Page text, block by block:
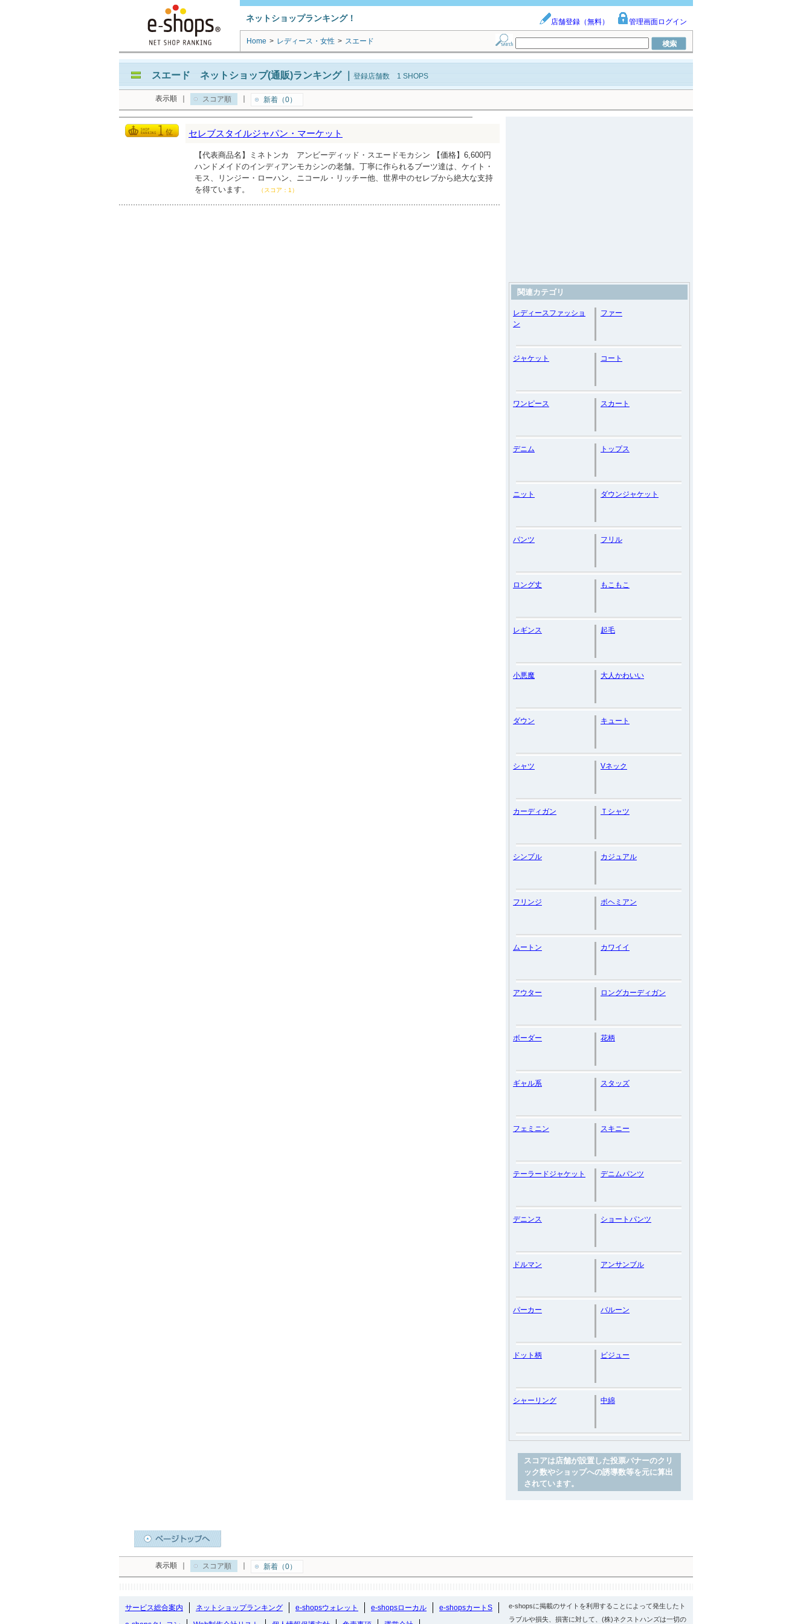
ネットショップランキング！ 店舗登録（無料） 管理画面ログイン
Home > レディース・女性 > スエード
スエード ネットショップ(通販)ランキング｜ 登録店舗数 1 SHOPS
表示順 スコア順 新着（0）
セレブスタイルジャパン・マーケット
【代表商品名】ミネトンカ アンビーディッド・スエードモカシン 【価格】6,600円
ハンドメイドのインディアンモカシンの老舗。丁寧に作られるブーツ達は、ケイト・
モス、リンジー・ローハン、ニコール・リッチー他、世界中のセレブから絶大な支持
を得ています。
（スコア：1）
関連カテゴリ
レディースファッショ
ン
ファー
ジャケット コート
ワンピース スカート
デニム トップス
ニット ダウンジャケット
パンツ フリル
ロング丈 もこもこ
レギンス 起毛
小悪魔 大人かわいい
ダウン キュート
シャツ Vネック
カーディガン Ｔシャツ
シンプル カジュアル
フリンジ ボヘミアン
ムートン カワイイ
アウター ロングカーディガン
ボーダー 花柄
ギャル系 スタッズ
フェミニン スキニー
テーラードジャケット デニムパンツ
デニンス ショートパンツ
ドルマン アンサンブル
パーカー バルーン
ドット柄 ビジュー
シャーリング 中綿
スコアは店舗が設置した投票バナーのクリ
ック数やショップへの誘導数等を元に算出
されています。
表示順 スコア順 新着（0）
サービス総合案内 ネットショップランキング e-shopsウォレット e-shopsローカル
e-shopsカートS
e-shopsに掲載のサイトを利用することによって発生したト
ラブルや損失、損害に対して、(株)ネクストハンズは一切の